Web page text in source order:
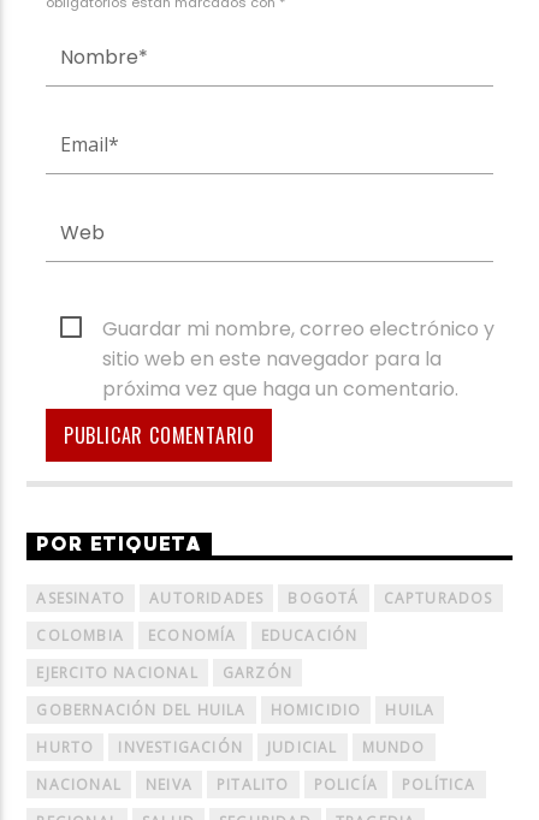
Guardar mi nombre, correo electrónico y
sitio web en este navegador para la
próxima vez que haga un comentario.
POR ETIQUETA
ASESINATO AUTORIDADES BOGOTÁ
CAPTURADOS
COLOMBIA
ECONOMÍA
EDUCACIÓN
EJERCITO NACIONAL
GARZÓN
GOBERNACIÓN DEL HUILA
HOMICIDIO
HUILA
HURTO
INVESTIGACIÓN JUDICIAL
MUNDO
NACIONAL
NEIVA PITALITO POLICÍA
POLÍTICA